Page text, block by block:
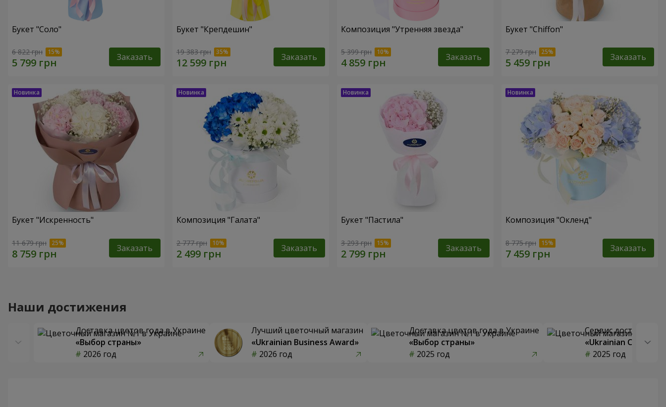
Букет "Соло"
6 822 грн Заказать
Букет "Крепдешин"
19 383 грн Заказать
Композиция "Утренняя звезда"
5 399 грн Заказать
Букет "Chiffon"
7 279 грн Заказать
Букет "Искренность"
11 679 грн Заказать
Композиция "Галата"
2 777 грн Заказать
Букет "Пастила"
3 293 грн Заказать
Композиция "Окленд"
8 775 грн Заказать
Наши достижения
Доставка цветов года в Украине
«Выбор страны»
2026 год
Лучший цветочный магазин
«Ukrainian Business Award»
2026 год
Доставка цветов года в Украине
«Выбор страны»
2025 год
Сервис доставки
«Ukrainian Choice»
2025 год